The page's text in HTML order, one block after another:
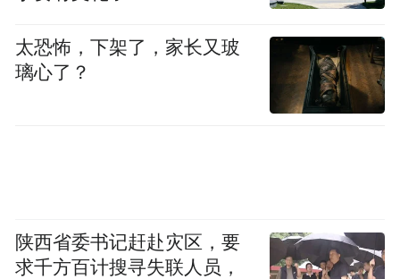
太恐怖，下架了，家长又玻
璃心了？
陕西省委书记赶赴灾区，要
求千方百计搜寻失联人员，